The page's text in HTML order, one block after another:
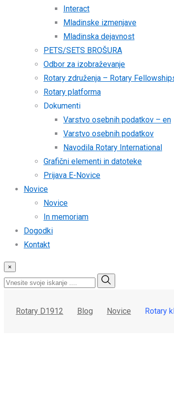
Interact
Mladinske izmenjave
Mladinska dejavnost
PETS/SETS BROŠURA
Odbor za izobraževanje
Rotary združenja – Rotary
Rotary platforma
Dokumenti
Varstvo osebnih podatkov – en
Varstvo osebnih podatkov
Navodila Rotary International
Grafični elementi in datoteke
Prijava E-Novice
Novice
Novice
In memoriam
Dogodki
Kontakt
×
Rotary D1912 Blog Novice Rotary